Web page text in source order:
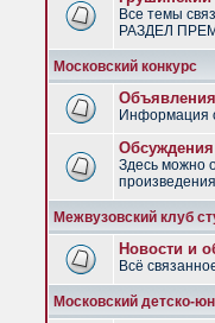
Все темы
РАЗДЕЛ
Московский конкурс
Объявления
Информация
Обсуждения
Здесь можно
Межвузовский клуб
Новости и
Всё
Московский детско-